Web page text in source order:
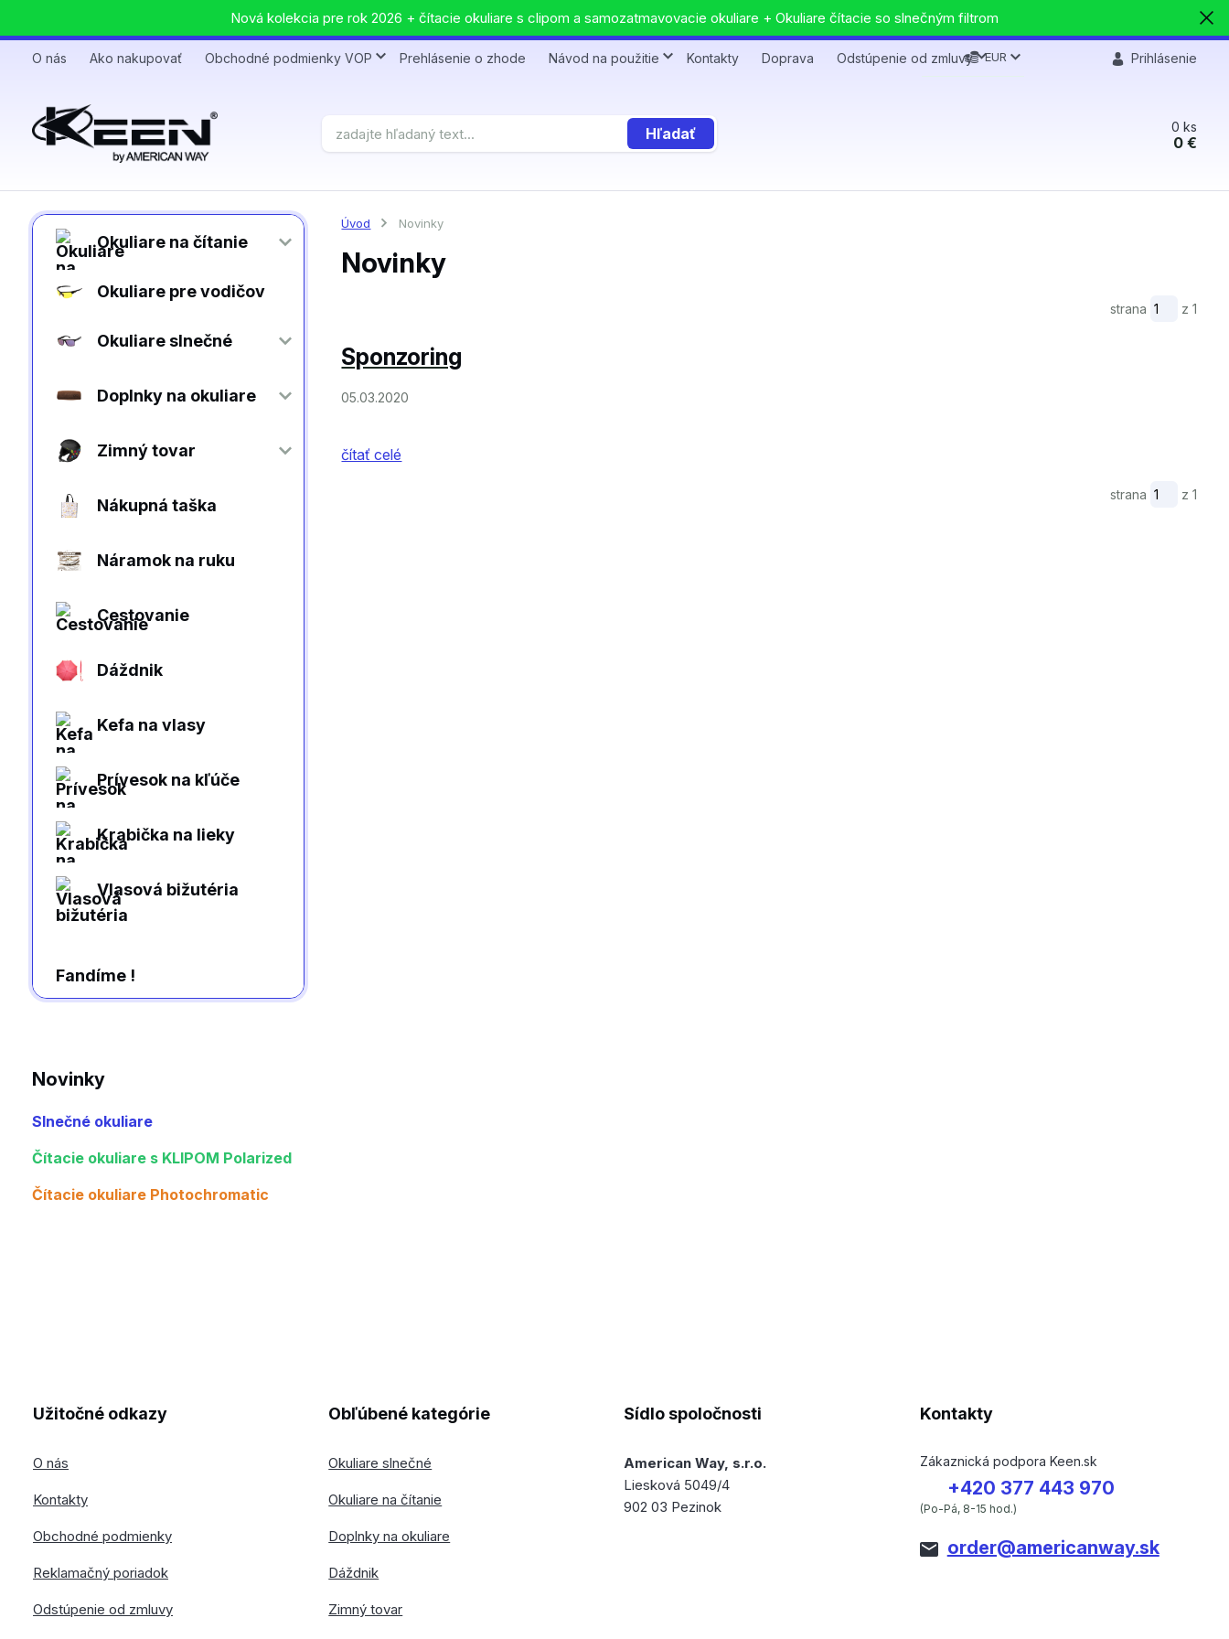
Nová kolekcia pre rok 2026 + čítacie okuliare s clipom a samozatmavovacie okuliare + Okuliare čítacie so slnečným filtrom
O nás Ako nakupovať Obchodné podmienky VOP Prehlásenie o zhode Návod na použitie Kontakty Doprava Odstúpenie od zmluvy EUR Prihlásenie
Hľadať 0 ks
0 €
Okuliare na čítanie
Okuliare pre vodičov
Okuliare slnečné
Doplnky na okuliare
Zimný tovar
Nákupná taška
Náramok na ruku
Cestovanie
Dáždnik
Kefa na vlasy
Prívesok na kľúče
Krabička na lieky
Vlasová bižutéria
Fandíme !
Novinky
Slnečné okuliare
Čítacie okuliare s KLIPOM Polarized
Čítacie okuliare Photochromatic
Úvod Novinky
Novinky
strana z 1
Sponzoring
05.03.2020
čítať celé
strana z 1
Užitočné odkazy
O nás
Kontakty
Obchodné podmienky
Reklamačný poriadok
Odstúpenie od zmluvy
Obľúbené kategórie
Okuliare slnečné
Okuliare na čítanie
Doplnky na okuliare
Dáždnik
Zimný tovar
Sídlo spoločnosti
American Way, s.r.o.
Liesková 5049/4
902 03 Pezinok
Kontakty
Zákaznická podpora Keen.sk
+420 377 443 970
(Po-Pá, 8-15 hod.)
order@americanway.sk